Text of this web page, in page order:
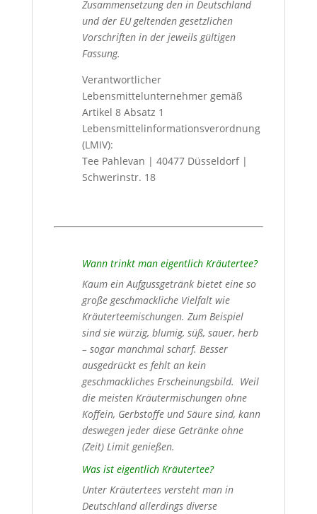
Zusammensetzung den in Deutschland
und der EU geltenden gesetzlichen
Vorschriften in der jeweils gültigen
Fassung.
Verantwortlicher
Lebensmittelunternehmer gemäß
Artikel 8 Absatz 1
Lebensmittelinformationsverordnung
(LMIV):
Tee Pahlevan | 40477 Düsseldorf |
Schwerinstr. 18
Wann trinkt man eigentlich Kräutertee?
Kaum ein Aufgussgetränk bietet eine so
große geschmackliche Vielfalt wie
Kräuterteemischungen. Zum Beispiel
sind sie würzig, blumig, süß, sauer, herb
– sogar manchmal scharf. Besser
ausgedrückt es fehlt an kein
geschmackliches Erscheinungsbild. Weil
die meisten Kräutermischungen ohne
Koffein, Gerbstoffe und Säure sind, kann
deswegen jeder diese Getränke ohne
(Zeit) Limit genießen.
Was ist eigentlich Kräutertee?
Unter Kräutertees versteht man in
Deutschland allerdings diverse